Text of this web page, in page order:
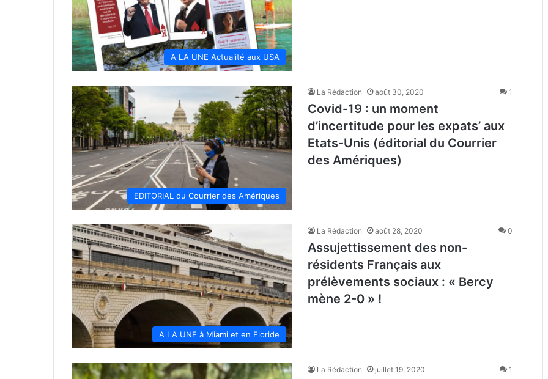
A LA UNE Actualité aux USA
EDITORIAL du Courrier des Amériques
La Rédaction août 30, 2020 1
Covid-19 : un moment
d’incertitude pour les expats’ aux
Etats-Unis (éditorial du Courrier
des Amériques)
A LA UNE à Miami et en Floride
La Rédaction août 28, 2020 0
Assujettissement des non-
résidents Français aux
prélèvements sociaux : « Bercy
mène 2-0 » !
La Rédaction juillet 19, 2020 1